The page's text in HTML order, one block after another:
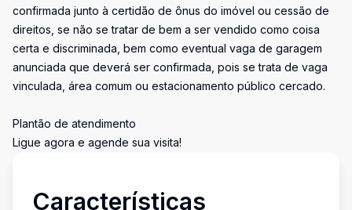
confirmada junto à certidão de ônus do imóvel ou cessão de
direitos, se não se tratar de bem a ser vendido como coisa
certa e discriminada, bem como eventual vaga de garagem
anunciada que deverá ser confirmada, pois se trata de vaga
vinculada, área comum ou estacionamento público cercado.
Plantão de atendimento
Ligue agora e agende sua visita!
Características